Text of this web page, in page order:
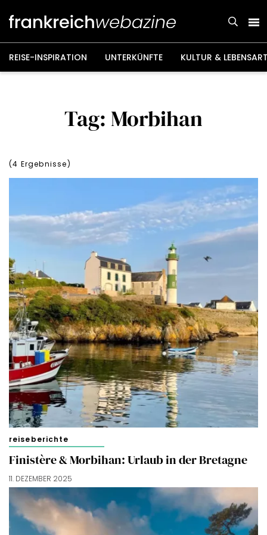
Inhalt
REISE-INSPIRATION UNTERKÜNFTE KULTUR &
Tag: Morbihan
(4 Ergebnisse)
reiseberichte
Finistère & Morbihan: Urlaub in der Bretagne
11. DEZEMBER 2025